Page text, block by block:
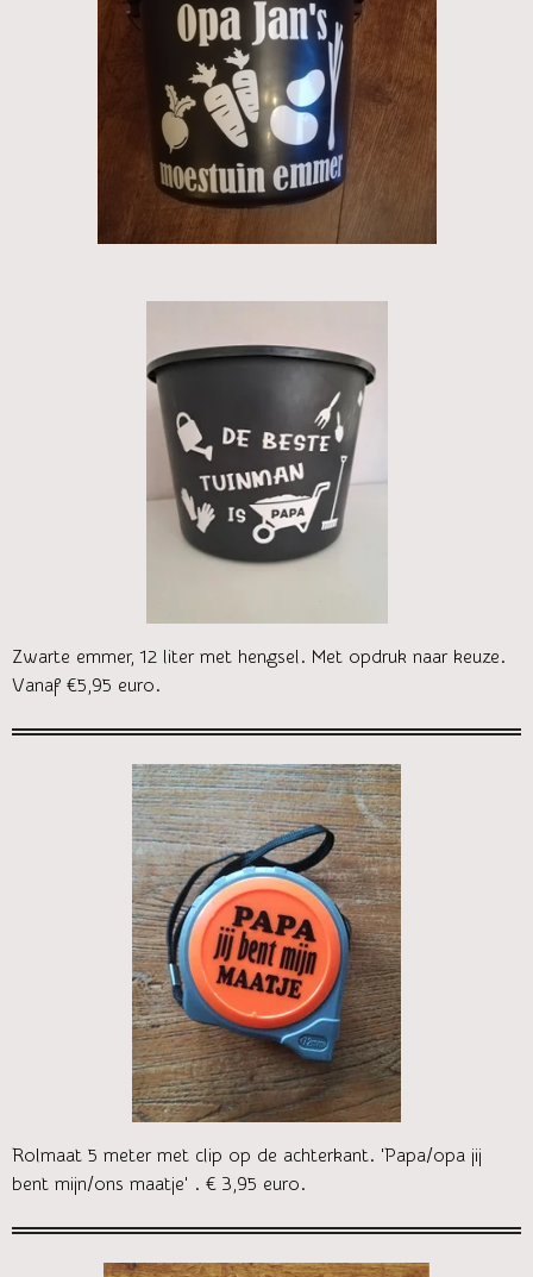
Zwarte emmer, 12 liter met hengsel. Met opdruk naar keuze.
Vanaf €5,95 euro.
Rolmaat 5 meter met clip op de achterkant. 'Papa/opa jij
bent mijn/ons maatje' . € 3,95 euro.